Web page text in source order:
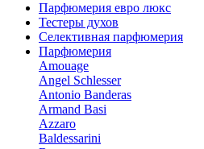
Парфюмерия евро люкс
Тестеры духов
Селективная парфюмерия
Парфюмерия
Amouage
Angel Schlesser
Antonio Banderas
Armand Basi
Azzaro
Baldessarini